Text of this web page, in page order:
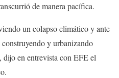
de manera pacífica.
un colapso climático y ante
y urbanizando
dijo en entrevista con EFE el